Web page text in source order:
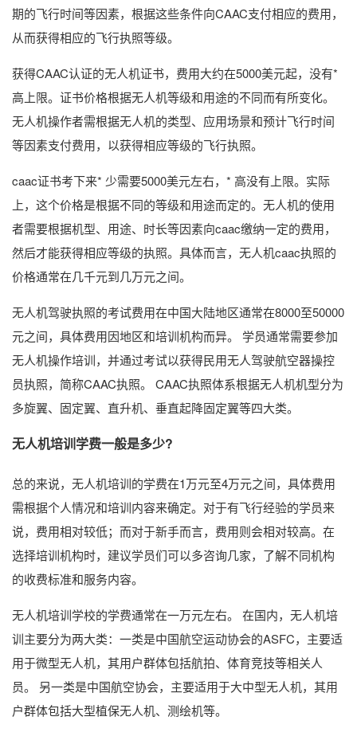
期的飞行时间等因素，根据这些条件向CAAC支付相应的费用，
从而获得相应的飞行执照等级。
获得CAAC认证的无人机证书，费用大约在5000美元起，没有*
高上限。证书价格根据无人机等级和用途的不同而有所变化。
无人机操作者需根据无人机的类型、应用场景和预计飞行时间
等因素支付费用，以获得相应等级的飞行执照。
caac证书考下来* 少需要5000美元左右，* 高没有上限。实际
上，这个价格是根据不同的等级和用途而定的。无人机的使用
者需要根据机型、用途、时长等因素向caac缴纳一定的费用，
然后才能获得相应等级的执照。具体而言，无人机caac执照的
价格通常在几千元到几万元之间。
无人机驾驶执照的考试费用在中国大陆地区通常在8000至50000
元之间，具体费用因地区和培训机构而异。 学员通常需要参加
无人机操作培训，并通过考试以获得民用无人驾驶航空器操控
员执照，简称CAAC执照。 CAAC执照体系根据无人机机型分为
多旋翼、固定翼、直升机、垂直起降固定翼等四大类。
无人机培训学费一般是多少?
总的来说，无人机培训的学费在1万元至4万元之间，具体费用
需根据个人情况和培训内容来确定。对于有飞行经验的学员来
说，费用相对较低；而对于新手而言，费用则会相对较高。在
选择培训机构时，建议学员们可以多咨询几家，了解不同机构
的收费标准和服务内容。
无人机培训学校的学费通常在一万元左右。 在国内，无人机培
训主要分为两大类：一类是中国航空运动协会的ASFC，主要适
用于微型无人机，其用户群体包括航拍、体育竞技等相关人
员。 另一类是中国航空协会，主要适用于大中型无人机，其用
户群体包括大型植保无人机、测绘机等。